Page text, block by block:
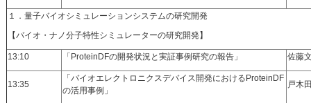
１．量子バイオシミュレーションシステムの研究開発
【バイオ・ナノ分子特性シミュレーターの研究開発】
13:10 「ProteinDFの開発状況と実証事例研究の報告」 佐藤
13:35
「バイオエレクトロニクスデバイス開発におけるProteinDF
の活用事例」
戸木